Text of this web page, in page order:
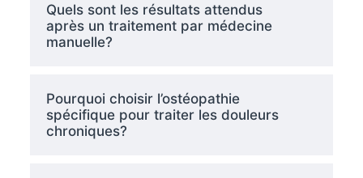
Quels sont les résultats attendus
après un traitement par médecine
manuelle?
Pourquoi choisir l’ostéopathie
spécifique pour traiter les douleurs
chroniques?